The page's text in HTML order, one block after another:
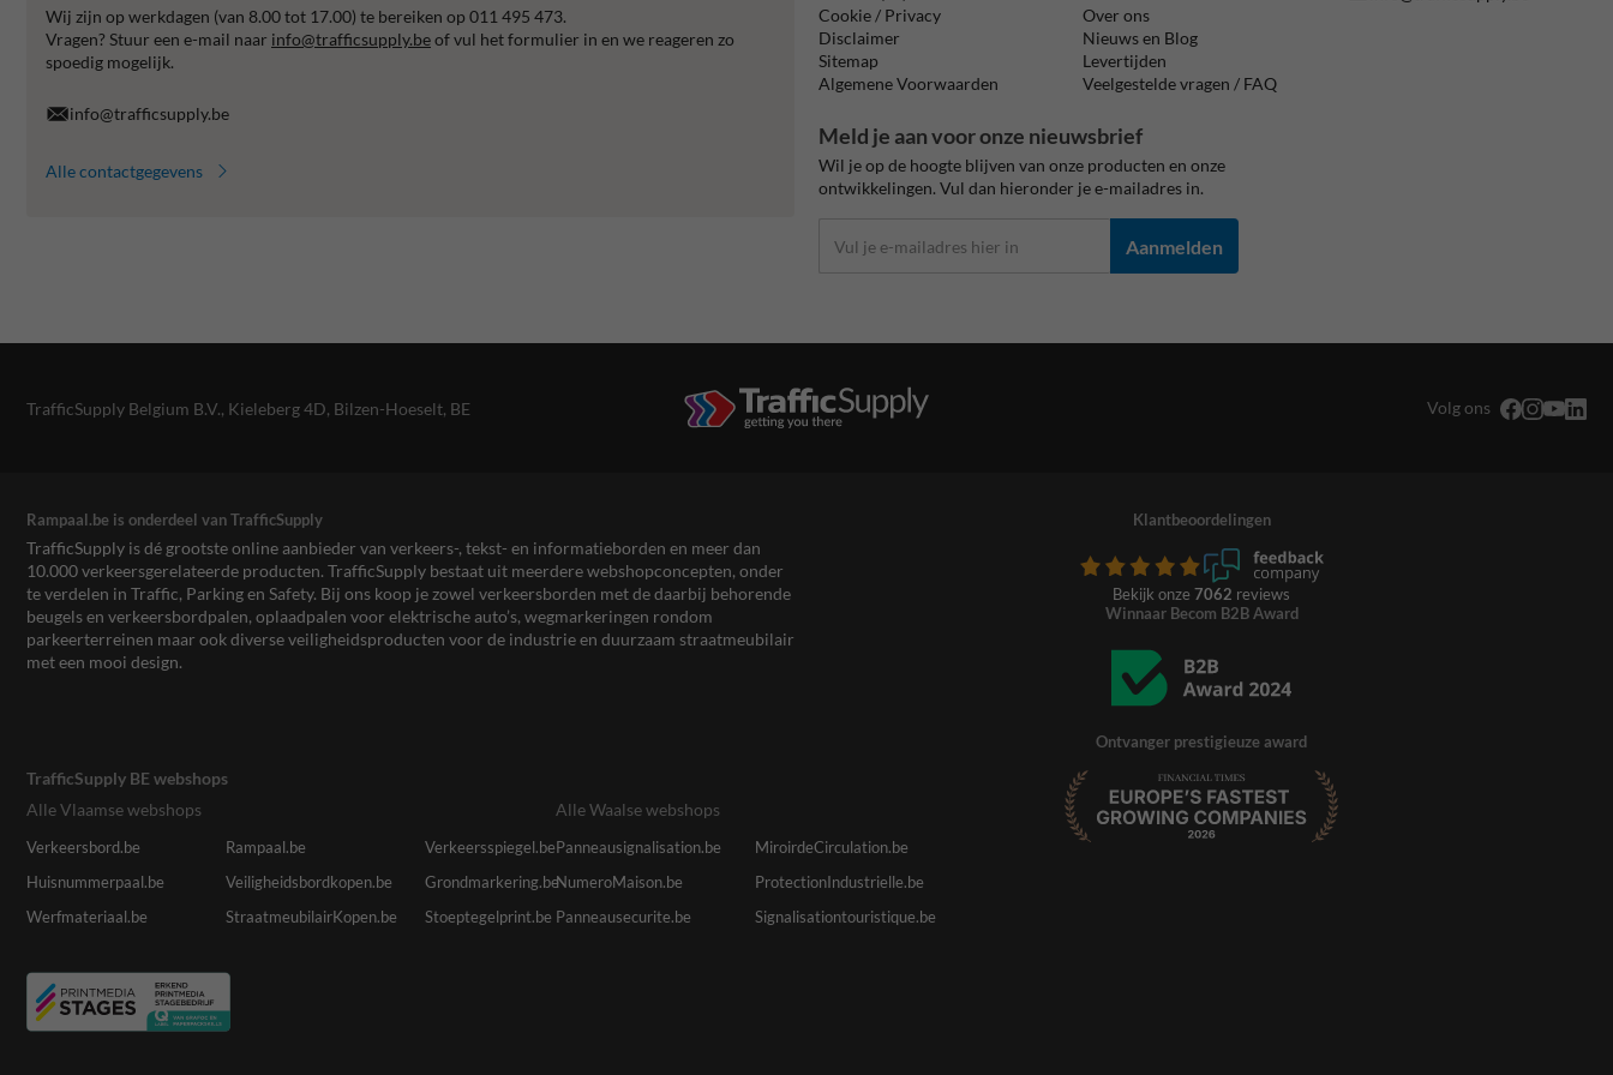
Wij zijn op werkdagen (van 8.00 tot 17.00) te bereiken op 011 495 473.
Vragen? Stuur een e-mail naar info@trafficsupply.beof vul het formulier in en we reageren zo
spoedig mogelijk.
info@trafficsupply.be
Alle contactgegevens
Cookie / Privacy
Disclaimer
Sitemap
Algemene Voorwaarden
Over ons
Nieuws en Blog
Levertijden
Veelgestelde vragen / FAQ
Meld je aan voor onze nieuwsbrief
Wil je op de hoogte blijven van onze producten en onze
ontwikkelingen. Vul dan hieronder je e-mailadres in.
Aanmelden
TrafficSupply Belgium B.V., Kieleberg 4D, Bilzen-Hoeselt, BE Volg ons
Rampaal.be is onderdeel van TrafficSupply
TrafficSupply is dé grootste online aanbieder van verkeers-, tekst- en informatieborden en meer dan
10.000 verkeersgerelateerde producten. TrafficSupply bestaat uit meerdere webshopconcepten, onder
te verdelen in Traffic, Parking en Safety. Bij ons koop je zowel verkeersborden met de daarbij behorende
beugels en verkeersbordpalen, oplaadpalen voor elektrische auto’s, wegmarkeringen rondom
parkeerterreinen maar ook diverse veiligheidsproducten voor de industrie en duurzaam straatmeubilair
met een mooi design.
Klantbeoordelingen
Bekijk onze 7062 reviews
Winnaar Becom B2B Award
Ontvanger prestigieuze award
TrafficSupply BE webshops
Alle Vlaamse webshops
Verkeersbord.be Rampaal.be
Verkeersspiegel.be
Huisnummerpaal.be
Veiligheidsbordkopen.be
Grondmarkering.be
Werfmateriaal.be
StraatmeubilairKopen.be Stoeptegelprint.be
Alle Waalse webshops
Panneausignalisation.be
MiroirdeCirculation.be
NumeroMaison.be
ProtectionIndustrielle.be
Panneausecurite.be
Signalisationtouristique.be